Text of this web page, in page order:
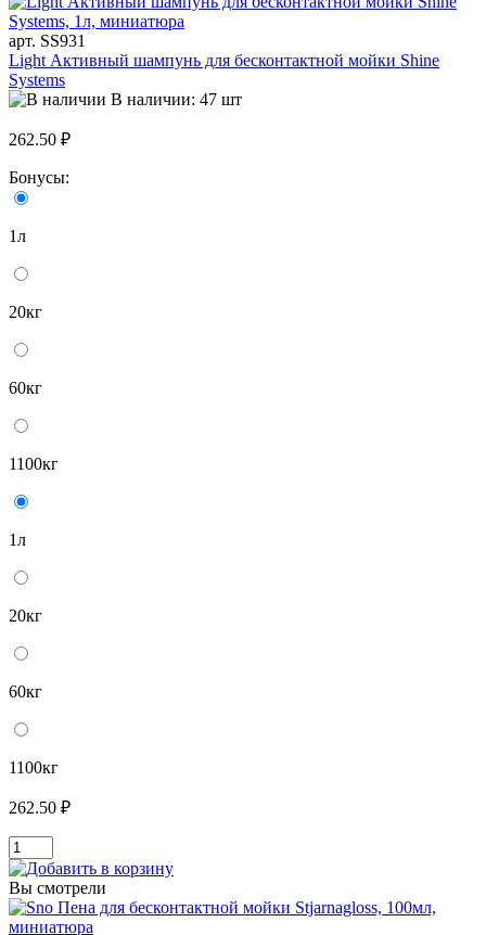
арт. SS931
Light Активный шампунь для бесконтактной мойки Shine
Systems
В наличии: 47 шт
262.50 ₽
Бонусы:
1л
20кг
60кг
1100кг
1л
20кг
60кг
1100кг
262.50 ₽
Вы смотрели